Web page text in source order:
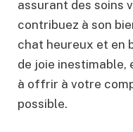
assurant des soins
contribuez à son
chat heureux et en
de joie inestimable,
à offrir à votre
possible.